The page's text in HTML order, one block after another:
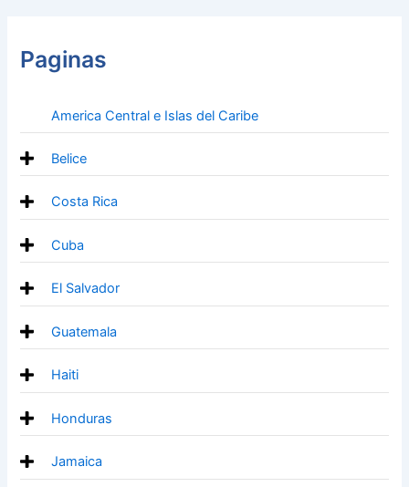
Paginas
America Central e Islas del Caribe
Belice
Costa Rica
Cuba
El Salvador
Guatemala
Haiti
Honduras
Jamaica